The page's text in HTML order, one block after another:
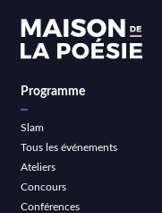
Programme
Slam
Tous les événements
Ateliers
Concours
Conférences